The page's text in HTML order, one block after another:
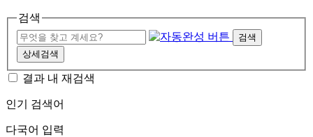
검색
검색
상세검색
결과 내 재검색
인기 검색어
다국어 입력